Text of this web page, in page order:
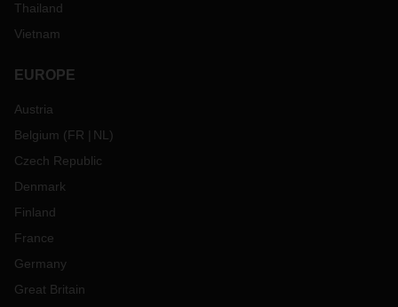
Thailand
Vietnam
EUROPE
Austria
Belgium (FR NL )
Czech Republic
Denmark
Finland
France
Germany
Great Britain